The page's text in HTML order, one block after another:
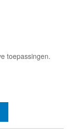
toepassingen.